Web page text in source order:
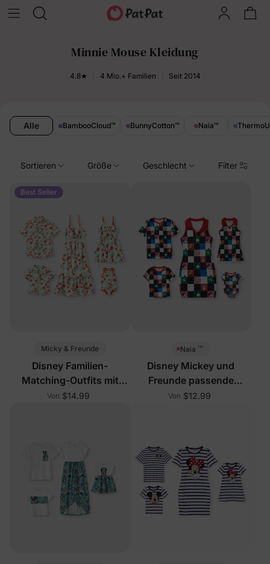
Minnie Mouse Kleidung
4.8★ 4 Mio.+ Familien Seit 2014
Alle BambooCloud™ BunnyCotton™ Naia™
Sortieren Größe Geschlecht Filter
Best Seller
Micky & Freunde
Disney Familien-
Matching-Outfits mit
Allover-Print
Von $14.99
Naia ™
Disney Mickey und
Freunde passende
ärmellose Familienoutfits
Von $12.99